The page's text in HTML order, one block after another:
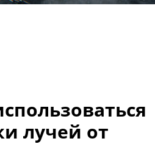
лучей от